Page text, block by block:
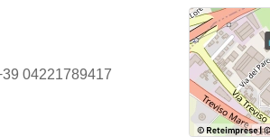
04221789417